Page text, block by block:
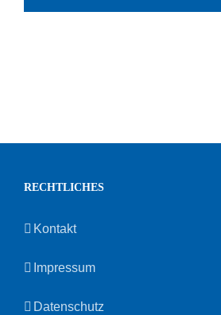
RECHTLICHES
Kontakt
Impressum
Datenschutz